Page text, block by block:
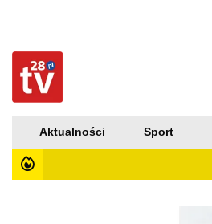
Aktualności Sport